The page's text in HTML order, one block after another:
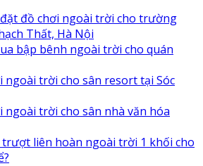
đồ chơi ngoài trời cho trường
Thất, Hà Nội
bập bênh ngoài trời cho quán
ngoài trời cho sân resort tại Sóc
ngoài trời cho sân nhà văn hóa
trượt liên hoàn ngoài trời 1 khối cho